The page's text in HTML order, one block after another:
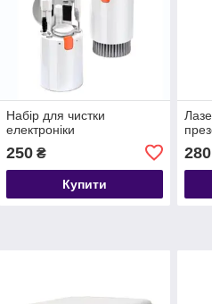
Набір для чистки
електроніки
250₴
Купити
280